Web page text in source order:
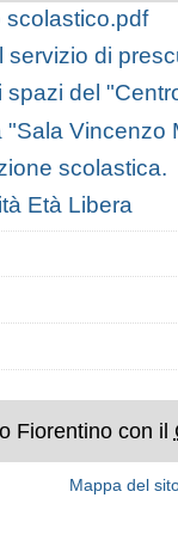
scolastico.pdf
servizio di
del
"Sala Vincenzo
scolastica.
Età Libera
Fiorentino con il
Mappa del